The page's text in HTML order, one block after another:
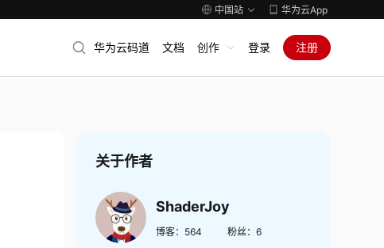
中国站 华为云App
华为云码道 文档 创作 登录 注册
关于作者
ShaderJoy
博客： 564 粉丝： 6